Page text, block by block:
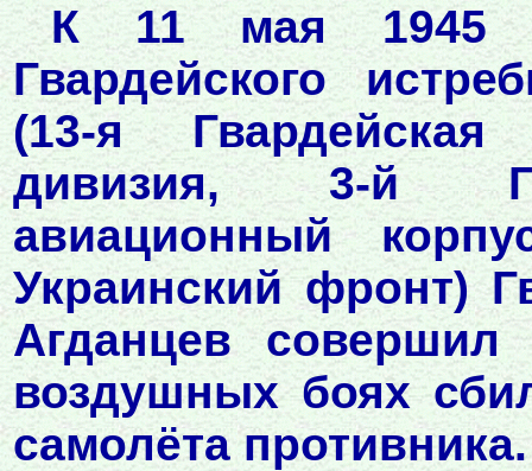
К 11 мая 1945
Гвардейского
(13-я Гвардейская
дивизия, 3-й
авиационный
Украинский фронт)
Агданцев
воздушных боях
самолёта противника.